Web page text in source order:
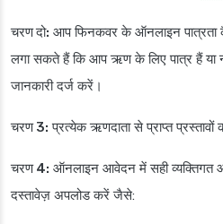
चरण दो: आप फिनकवर के ऑनलाइन
लगा सकते हैं कि आप ऋण के लिए पात्र हैं या
जानकारी दर्ज करें।
चरण 3: प्रत्येक ऋणदाता से प्राप्त
चरण 4: ऑनलाइन आवेदन में सही व्यक्तिगत
दस्तावेज़ अपलोड करें जैसे: